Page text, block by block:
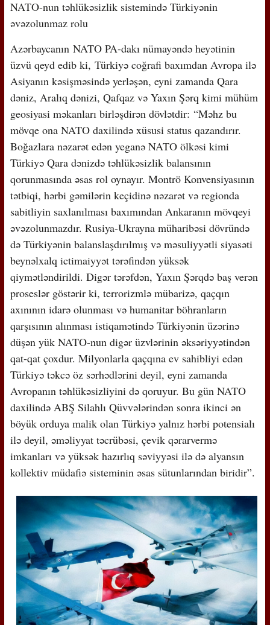
NATO-nun təhlükəsizlik sistemində Türkiyənin
əvəzolunmaz rolu
Azərbaycanın NATO PA-dakı nümayəndə heyətinin
üzvü qeyd edib ki, Türkiyə coğrafi baxımdan Avropa ilə
Asiyanın kəsişməsində yerləşən, eyni zamanda Qara
dəniz, Aralıq dənizi, Qafqaz və Yaxın Şərq kimi mühüm
geosiyasi məkanları birləşdirən dövlətdir: “Məhz bu
mövqe ona NATO daxilində xüsusi status qazandırır.
Boğazlara nəzarət edən yeganə NATO ölkəsi kimi
Türkiyə Qara dənizdə təhlükəsizlik balansının
qorunmasında əsas rol oynayır. Montrö Konvensiyasının
tətbiqi, hərbi gəmilərin keçidinə nəzarət və regionda
sabitliyin saxlanılması baxımından Ankaranın mövqeyi
əvəzolunmazdır. Rusiya-Ukrayna müharibəsi dövründə
də Türkiyənin balanslaşdırılmış və məsuliyyətli siyasəti
beynəlxalq ictimaiyyət tərəfindən yüksək
qiymətləndirildi. Digər tərəfdən, Yaxın Şərqdə baş verən
proseslər göstərir ki, terrorizmlə mübarizə, qaçqın
axınının idarə olunması və humanitar böhranların
qarşısının alınması istiqamətində Türkiyənin üzərinə
düşən yük NATO-nun digər üzvlərinin əksəriyyətindən
qat-qat çoxdur. Milyonlarla qaçqına ev sahibliyi edən
Türkiyə təkcə öz sərhədlərini deyil, eyni zamanda
Avropanın təhlükəsizliyini də qoruyur. Bu gün NATO
daxilində ABŞ Silahlı Qüvvələrindən sonra ikinci ən
böyük orduya malik olan Türkiyə yalnız hərbi potensialı
ilə deyil, əməliyyat təcrübəsi, çevik qərarvermə
imkanları və yüksək hazırlıq səviyyəsi ilə də alyansın
kollektiv müdafiə sisteminin əsas sütunlarından biridir”.